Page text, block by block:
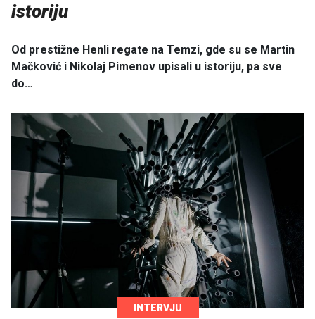
istoriju
Od prestižne Henli regate na Temzi, gde su se Martin
Mačković i Nikolaj Pimenov upisali u istoriju, pa sve
do…
INTERVJU